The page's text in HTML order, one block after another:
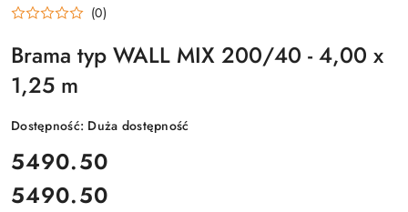
(0)
Brama typ WALL MIX 200/40 - 4,00 x
1,25 m
Dostępność: Duża dostępność
cena:
5490.50
Cena:
5490.50